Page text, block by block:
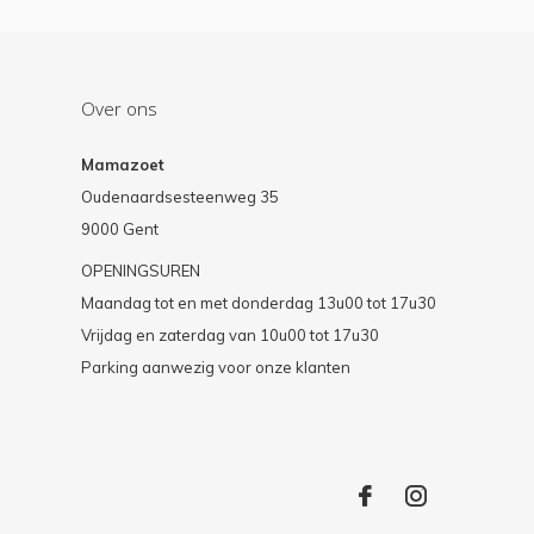
Over ons
Mamazoet
Oudenaardsesteenweg 35
9000 Gent
OPENINGSUREN
Maandag tot en met donderdag 13u00 tot 17u30
Vrijdag en zaterdag van 10u00 tot 17u30
Parking aanwezig voor onze klanten